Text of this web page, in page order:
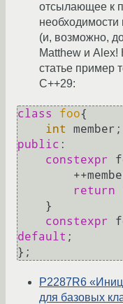
отсылающее к
(и, возможно,
Matthew и
статье пример
C++29:
class foo{
int
public :
constexpr
return
constexpr
default ;
P2287R6
для базовых